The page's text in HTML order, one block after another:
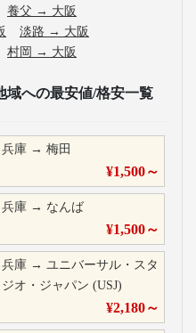
養父 → 大阪
淡路 → 大阪
村岡 → 大阪
域への最安値/格安一覧
兵庫 →梅田
¥1,500～
兵庫 → なんば
¥1,500～
兵庫 →ユニバーサル・スタ
ジオ・ジャパン (USJ)
¥2,180～